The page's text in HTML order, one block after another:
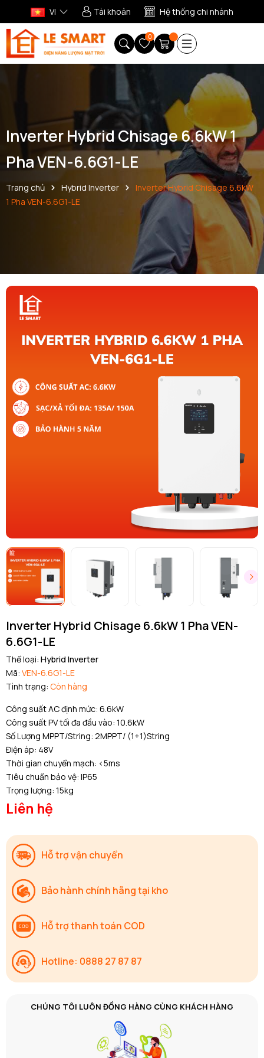
VI Tài khoản Hệ thống chi nhánh
0
Inverter Hybrid Chisage 6.6kW 1
Pha VEN-6.6G1-LE
Trang chủ Hybrid Inverter
Inverter Hybrid Chisage 6.6kW
1 Pha VEN-6.6G1-LE
Inverter Hybrid Chisage 6.6kW 1 Pha VEN-
6.6G1-LE
Thể loại: Hybrid Inverter
Mã: VEN-6.6G1-LE
Tình trạng: Còn hàng
Công suất AC định mức: 6.6kW
Công suất PV tối đa đầu vào: 10.6kW
Số Lượng MPPT/String: 2MPPT/ (1+1)String
Điện áp: 48V
Thời gian chuyển mạch: <5ms
Tiêu chuẩn bảo vệ: IP65
Trọng lượng: 15kg
Liên hệ
Hỗ trợ vận chuyển
Bảo hành chính hãng tại kho
Hỗ trợ thanh toán COD
Hotline: 0888 27 87 87
CHÚNG TÔI LUÔN ĐỒNG HÀNG CÙNG KHÁCH HÀNG